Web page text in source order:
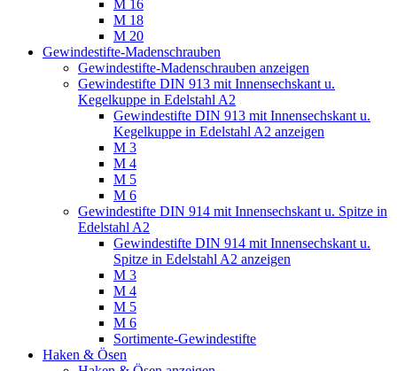
M 16
M 18
M 20
Gewindestifte-Madenschrauben
Gewindestifte-Madenschrauben anzeigen
Gewindestifte DIN 913 mit Innensechskant u.
Kegelkuppe in Edelstahl A2
Gewindestifte DIN 913 mit Innensechskant u.
Kegelkuppe in Edelstahl A2 anzeigen
M 3
M 4
M 5
M 6
Gewindestifte DIN 914 mit Innensechskant u. Spitze in
Edelstahl A2
Gewindestifte DIN 914 mit Innensechskant u.
Spitze in Edelstahl A2 anzeigen
M 3
M 4
M 5
M 6
Sortimente-Gewindestifte
Haken & Ösen